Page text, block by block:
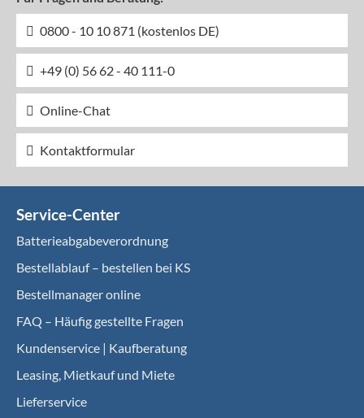
0800 - 10 10 871 (kostenlos DE)
+49 (0) 56 62 - 40 111-0
Online-Chat
Kontaktformular
Service-Center
Batterieabgabeverordnung
Bestellablauf – bestellen bei KS
Bestellmanager online
FAQ – Häufig gestellte Fragen
Kundenservice | Kaufberatung
Leasing, Mietkauf und Miete
Lieferservice